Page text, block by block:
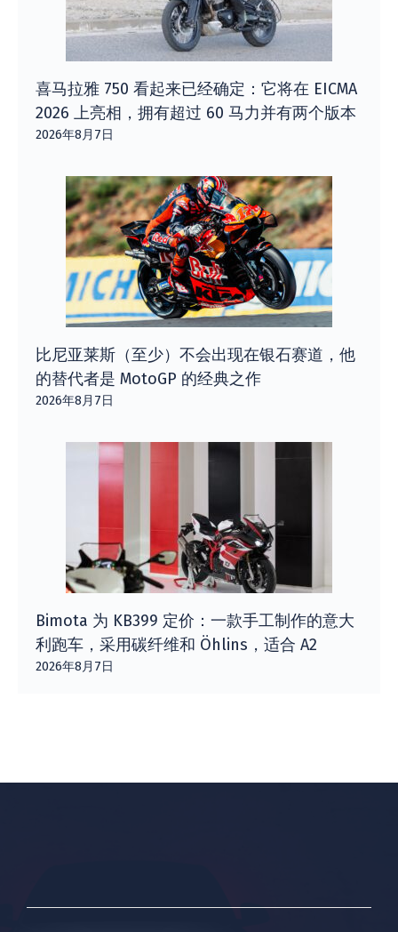
喜马拉雅 750 看起来已经确定：它将在 EICMA
2026 上亮相，拥有超过 60 马力并有两个版本
2026年8月7日
比尼亚莱斯（至少）不会出现在银石赛道，他
的替代者是 MotoGP 的经典之作
2026年8月7日
Bimota 为 KB399 定价：一款手工制作的意大
利跑车，采用碳纤维和 Öhlins，适合 A2
2026年8月7日